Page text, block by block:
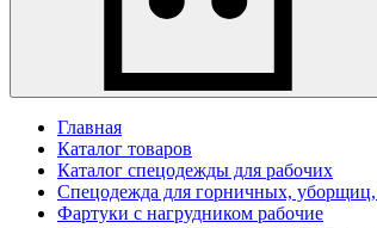
Главная
Каталог товаров
Каталог спецодежды для рабочих
Спецодежда для горничных,
Фартуки с нагрудником рабочие